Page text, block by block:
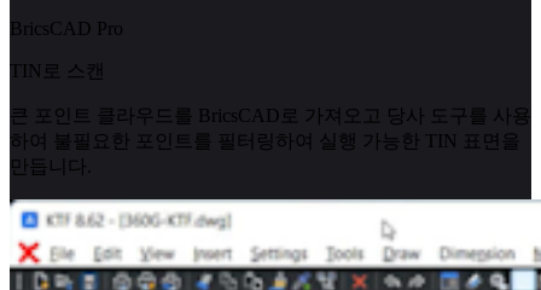
BricsCAD Pro
TIN로 스캔
큰 포인트 클라우드를 BricsCAD로 가져오고 당사 도구를 사용
하여 불필요한 포인트를 필터링하여 실행 가능한 TIN 표면을
만듭니다.